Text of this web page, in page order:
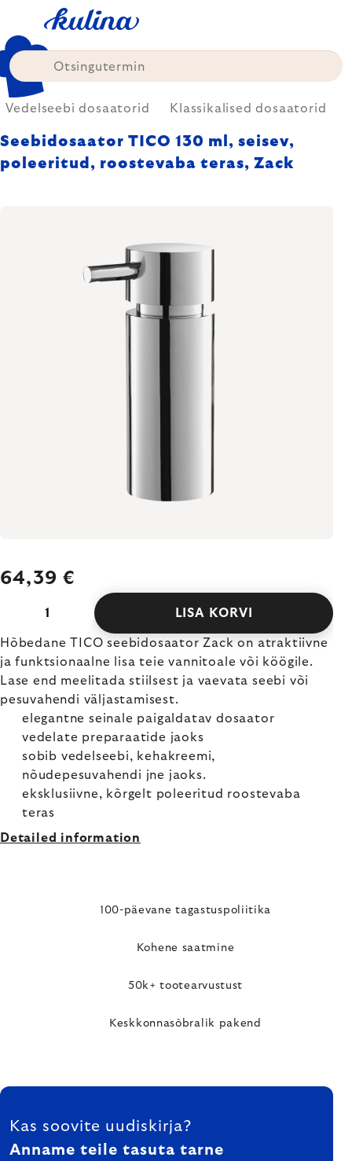
content
Vedelseebi dosaatorid Klassikalised dosaatorid
Seebidosaator TICO 130 ml, seisev,
poleeritud, roostevaba teras, Zack
64,39 €
LISA KORVI
Hõbedane TICO seebidosaator Zack on atraktiivne
ja funktsionaalne lisa teie vannitoale või köögile.
Lase end meelitada stiilsest ja vaevata seebi või
pesuvahendi väljastamisest.
elegantne seinale paigaldatav dosaator
vedelate preparaatide jaoks
sobib vedelseebi, kehakreemi,
nõudepesuvahendi jne jaoks.
eksklusiivne, kõrgelt poleeritud roostevaba
teras
Detailed information
100-päevane tagastuspoliitika
Kohene saatmine
50k+ tootearvustust
Keskkonnasõbralik pakend
FOOTER
Kas soovite uudiskirja?
Anname teile tasuta tarne